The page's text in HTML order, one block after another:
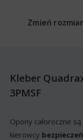
Zmień rozmiar
Kleber
3PMSF
Opony całoroczne
kierowcy